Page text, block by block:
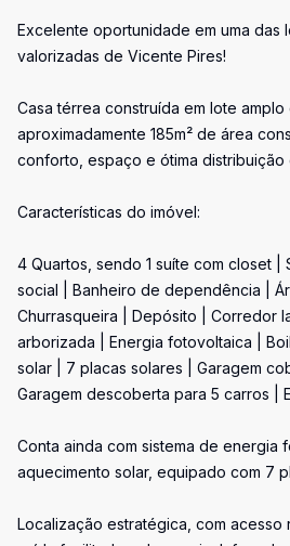
Excelente oportunidade em uma das
valorizadas de Vicente Pires!
Casa térrea construída em lote amplo
aproximadamente 185m² de área
conforto, espaço e ótima distribuição
Características do imóvel:
4 Quartos, sendo 1 suíte com closet |
social | Banheiro de dependência |
Churrasqueira | Depósito | Corredor
arborizada | Energia fotovoltaica |
solar | 7 placas solares | Garagem
Garagem descoberta para 5 carros |
Conta ainda com sistema de energia
aquecimento solar, equipado com 7
Localização estratégica, com acesso